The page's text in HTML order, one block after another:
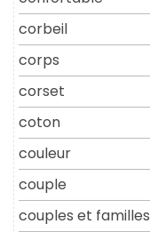
corbeil
corps
corset
coton
couleur
couple
couples et familles